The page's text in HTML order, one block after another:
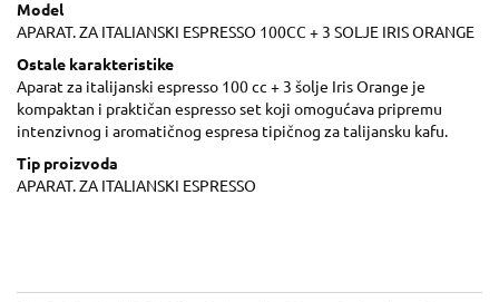
Model
APARAT. ZA ITALIANSKI ESPRESSO 100CC + 3 SOLJE IRIS ORANGE
Ostale karakteristike
Aparat za italijanski espresso 100 cc + 3 šolje Iris Orange je
kompaktan i praktičan espresso set koji omogućava pripremu
intenzivnog i aromatičnog espresa tipičnog za talijansku kafu.
Tip proizvoda
APARAT. ZA ITALIANSKI ESPRESSO